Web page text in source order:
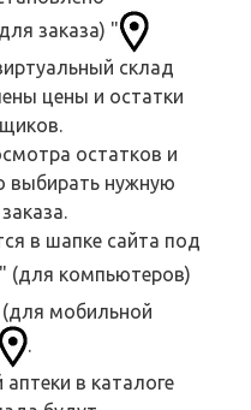
заказа) "
склад
цены и остатки
остатков и
выбирать нужную
в шапке сайта под
" (для компьютеров)
мобильной
.
в каталоге